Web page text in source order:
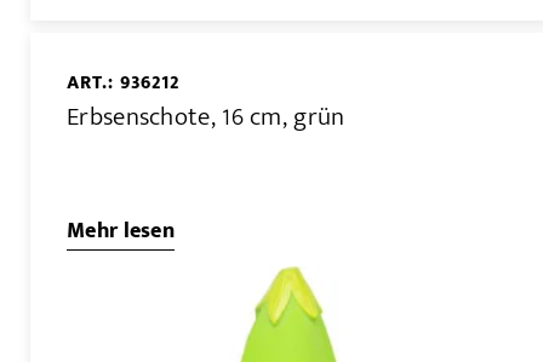
ART.: 936212
Erbsenschote, 16 cm, grün
Mehr lesen